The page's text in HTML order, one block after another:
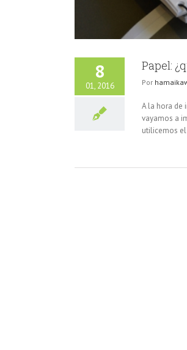
8
01, 2016
Papel:
Por
A la hora de
vayamos a
utilicemos